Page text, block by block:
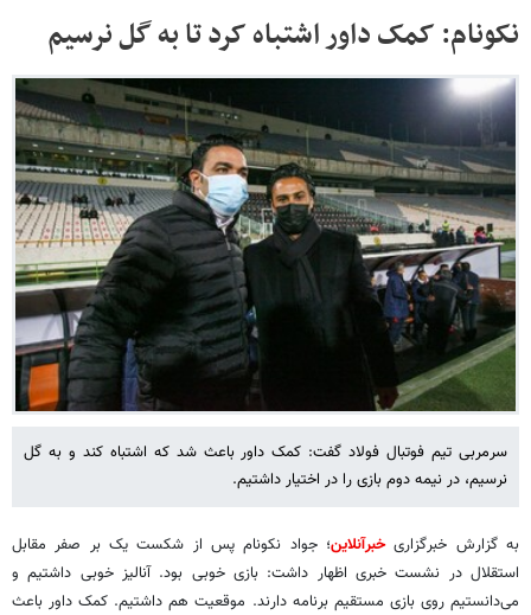
نکونام: کمک داور اشتباه کرد تا به گل نرسیم
سرمربی تیم فوتبال فولاد گفت: کمک داور باعث شد که اشتباه کند و به گل
نرسیم، در نیمه دوم بازی را در اختیار داشتیم.
به گزارش خبرگزاریخبرآنلاین؛ جواد نکونام پس از شکست یک بر صفر مقابل
استقلال در نشست خبری اظهار داشت: بازی خوبی بود. آنالیز خوبی داشتیم و
می‌دانستیم روی بازی مستقیم برنامه دارند. موقعیت هم داشتیم. کمک داور باعث